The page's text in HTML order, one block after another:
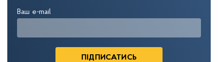
Ваш e-mail